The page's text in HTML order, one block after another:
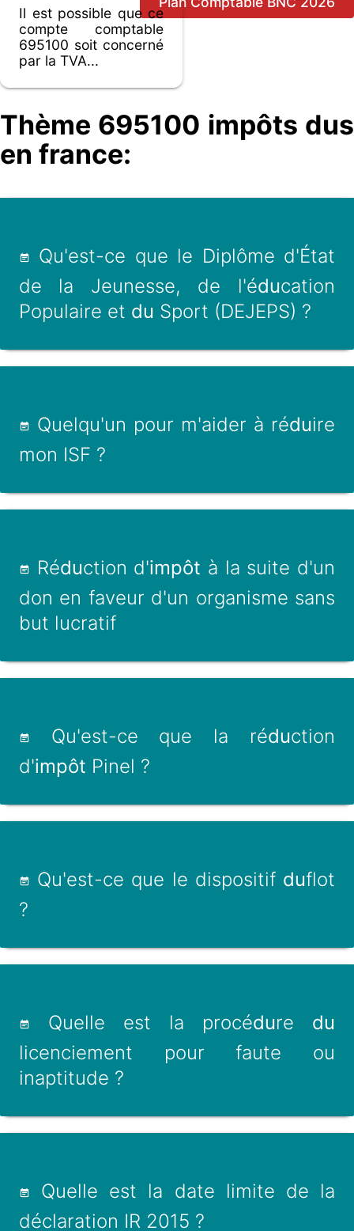
Il est possible que ce
compte comptable
695100 soit concerné
par la TVA...
Thème 695100 impôts dus
en france:
Qu'est-ce que le Diplôme d'État
de la Jeunesse, de l'éducation
Populaire et du Sport (DEJEPS) ?
Quelqu'un pour m'aider à réduire
mon ISF ?
Réduction d'impôt à la suite d'un
don en faveur d'un organisme sans
but lucratif
Qu'est-ce que la réduction
d'impôt Pinel ?
Qu'est-ce que le dispositif duflot
?
Quelle est la procédure du
licenciement pour faute ou
inaptitude ?
Quelle est la date limite de la
déclaration IR 2015 ?